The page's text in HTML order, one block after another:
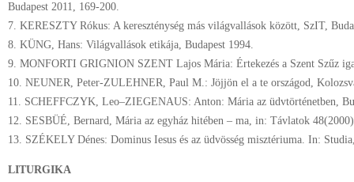
Budapest 2011, 169-200.
7. KERESZTY Rókus: A kereszténység más világvallások között, SzIT,
8. KÜNG, Hans: Világvallások etikája, Budapest 1994.
9. MONFORTI GRIGNION SZENT Lajos Mária: Értekezés a Szent Szűz
10. NEUNER, Peter-ZULEHNER, Paul M.: Jöjjön el a te országod,
11. SCHEFFCZYK, Leo–ZIEGENAUS: Anton: Mária az üdvtörténetben,
12. SESBÜÉ, Bernard, Mária az egyház hitében – ma, in: Távlatok
13. SZÉKELY Dénes: Dominus Iesus és az üdvösség misztériuma. In:
LITURGIKA